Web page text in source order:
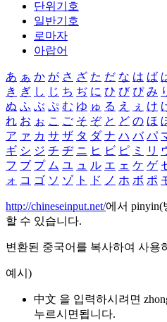
단위기호
일반기호
로마자
아랍어
あ ぁ か が さ ざ た だ な は ば
き ぎ し じ ち ぢ に ひ び ぴ み
ぬ ふ ぶ ぷ む ゆ ゅ る え ぇ け
れ お ぉ こ ご そ ぞ と ど の ほ
ア ァ カ サ ザ タ ダ ナ ハ バ パ
ギ シ ジ チ ヂ ニ ヒ ビ ピ ミ リ
フ ブ プ ム ユ ュ ル エ ェ ケ ゲ
ォ コ ゴ ソ ゾ ト ド ノ ホ ボ ポ
http://chineseinput.net/에서 pinyin(
할 수 있습니다.
변환된 중국어를 복사하여 사용
예시)
中文 을 입력하시려면
누르시면됩니다.